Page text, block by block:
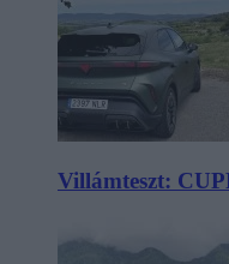
Villámteszt: